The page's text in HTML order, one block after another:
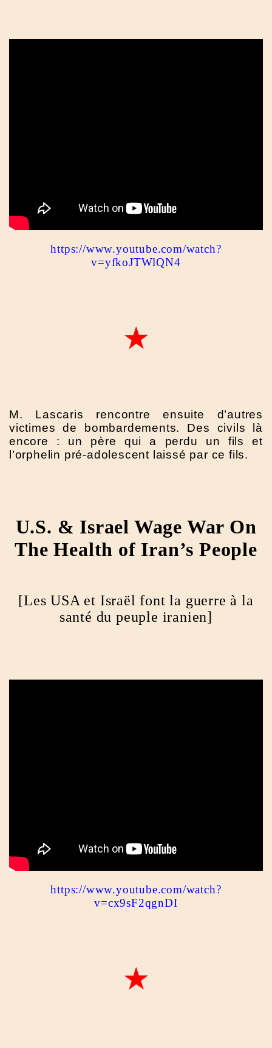
https://www.youtube.com/watch?
v=yfkoJTWlQN4
M. Lascaris rencontre ensuite d’autres
victimes de bombardements. Des civils là
encore : un père qui a perdu un fils et
l’orphelin pré-adolescent laissé par ce fils.
U.S. & Israel Wage War On
The Health of Iran’s People
[Les USA et Israël font la guerre à la
santé du peuple iranien]
https://www.youtube.com/watch?
v=cx9sF2qgnDI